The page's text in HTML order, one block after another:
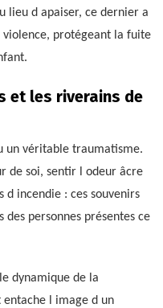
lieu d apaiser, ce dernier a
protégeant la fuite
et les riverains de
un véritable traumatisme.
de soi, sentir l odeur âcre
d incendie : ces souvenirs
personnes présentes ce
dynamique de la
l image d un